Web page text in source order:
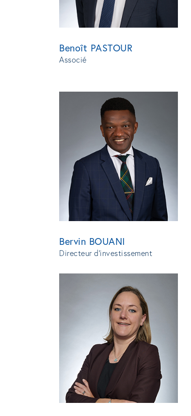
Benoît PASTOUR
Associé
Bervin BOUANI
Directeur d’investissement